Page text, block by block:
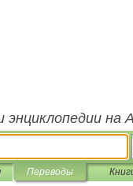
энциклопедии на
Переводы